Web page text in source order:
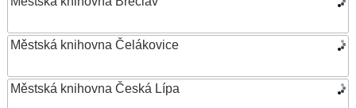
Městská knihovna Čelákovice
Městská knihovna Česká Lípa